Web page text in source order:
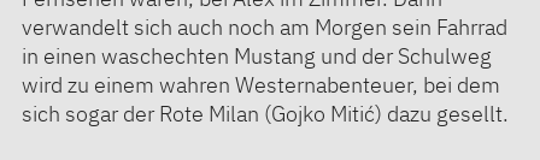
verwandelt sich auch noch am Morgen sein Fahrrad
in einen waschechten Mustang und der Schulweg
wird zu einem wahren Westernabenteuer, bei dem
sich sogar der Rote Milan (Gojko Mitić) dazu gesellt.